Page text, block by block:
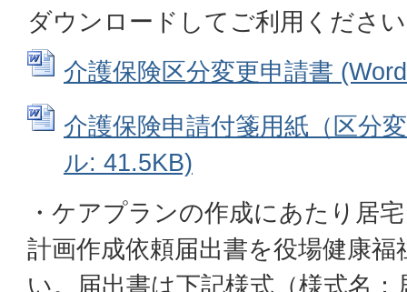
ダウンロードしてご利用くださ
介護保険区分変更申請書
介護保険申請付箋用紙（区分
ル: 41.5KB)
・ケアプランの作成にあたり居
計画作成依頼届出書を役場健康
い。届出書は下記様式（様式名